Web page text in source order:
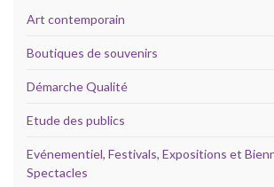
Art contemporain
Boutiques de souvenirs
Démarche Qualité
Etude des publics
Evénementiel, Festivals, Expositions et
Spectacles